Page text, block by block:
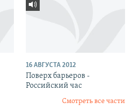
16 АВГУСТА 2012
Поверх барьеров -
Российский час
Смотреть все части